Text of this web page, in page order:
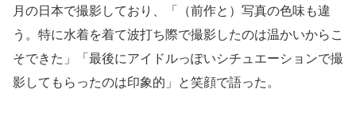
月の日本で撮影しており、「（前作と）写真の色味も違
う。特に水着を着て波打ち際で撮影したのは温かいからこ
そできた」「最後にアイドルっぽいシチュエーションで撮
影してもらったのは印象的」と笑顔で語った。